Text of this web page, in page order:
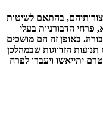
בהתאם לשיטות
פרחי הדבורניות בעלי
באופן זה הם מושכים
הזדווגות שבמהלכן
יתייאשו ויעברו לפרח